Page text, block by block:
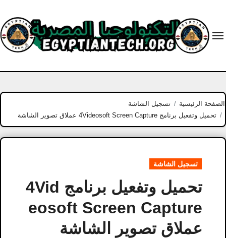
content
الصفحة الرئيسية
تسجيل الشاشة
تحميل وتفعيل برنامج 4Videosoft Screen Capture عملاق تصوير الشاشة
تسجيل الشاشة
تحميل وتفعيل برنامج 4Vid
eosoft Screen Capture
عملاق تصوير الشاشة